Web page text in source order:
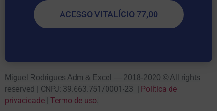
ACESSO VITALÍCIO 77,00
Miguel Rodrigues Adm & Excel — 2018-2020 © All rights
reserved | CNPJ: 39.663.751/0001-23
Política de
privacidade
Termo de uso.